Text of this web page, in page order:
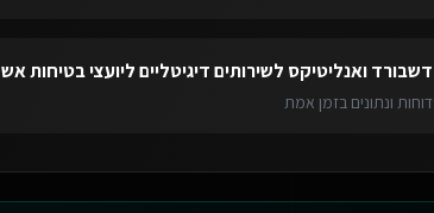
דשבורד ואנליטיקס לשירותים דיגיטליים ליועצי בטיחות אש
דוחות ונתונים בזמן אמת